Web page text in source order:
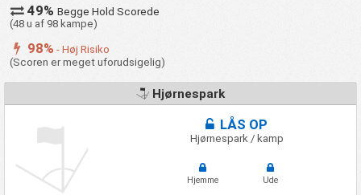
49%Begge Hold Scorede
(48 u af 98 kampe)
98% - Høj Risiko
(Scoren er meget uforudsigelig)
Hjørnespark
LÅS OP
Hjørnespark / kamp
Hjemme Ude